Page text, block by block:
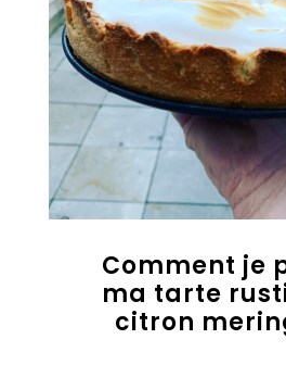
Comment je
ma tarte
citron